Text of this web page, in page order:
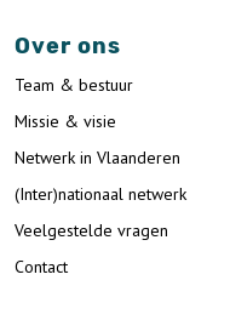
Over ons
Team & bestuur
Missie & visie
Netwerk in Vlaanderen
(Inter)nationaal netwerk
Veelgestelde vragen
Contact